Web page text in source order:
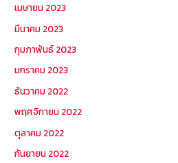
เมษายน 2023
มีนาคม 2023
กุมภาพันธ์ 2023
มกราคม 2023
ธันวาคม 2022
พฤศจิกายน 2022
ตุลาคม 2022
กันยายน 2022